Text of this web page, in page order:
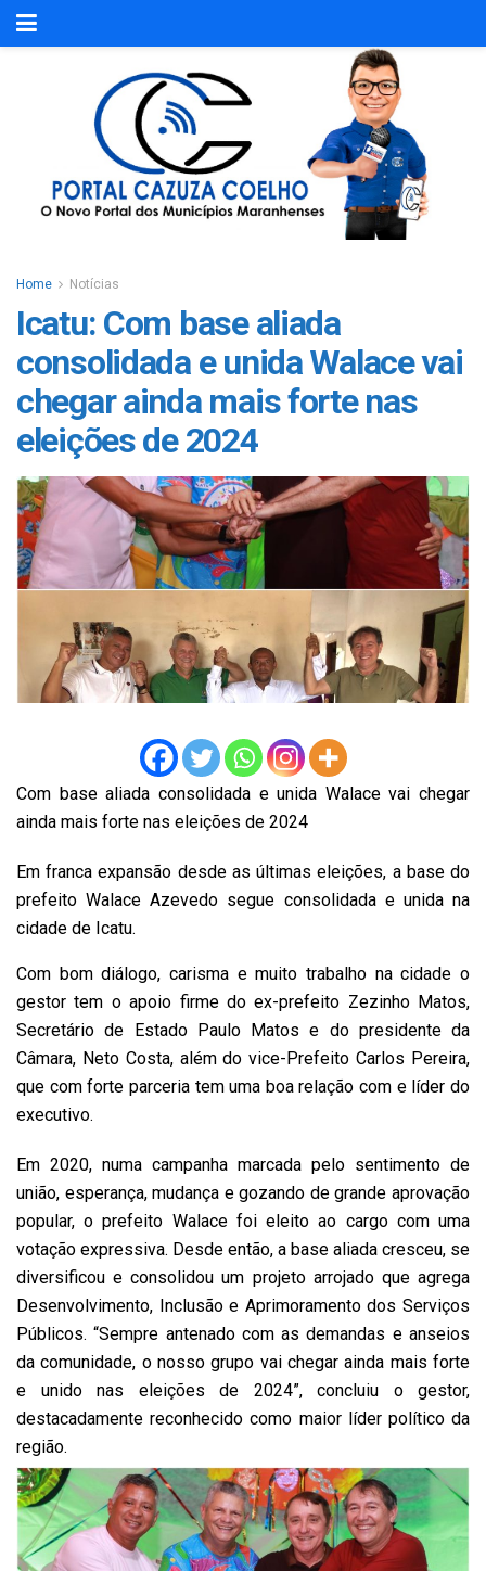
Home Notícias
Icatu: Com base aliada
consolidada e unida Walace vai
chegar ainda mais forte nas
eleições de 2024
Com base aliada consolidada e unida Walace vai chegar
ainda mais forte nas eleições de 2024
Em franca expansão desde as últimas eleições, a base do
prefeito Walace Azevedo segue consolidada e unida na
cidade de Icatu.
Com bom diálogo, carisma e muito trabalho na cidade o
gestor tem o apoio firme do ex-prefeito Zezinho Matos,
Secretário de Estado Paulo Matos e do presidente da
Câmara, Neto Costa, além do vice-Prefeito Carlos Pereira,
que com forte parceria tem uma boa relação com e líder do
executivo.
Em 2020, numa campanha marcada pelo sentimento de
união, esperança, mudança e gozando de grande aprovação
popular, o prefeito Walace foi eleito ao cargo com uma
votação expressiva. Desde então, a base aliada cresceu, se
diversificou e consolidou um projeto arrojado que agrega
Desenvolvimento, Inclusão e Aprimoramento dos Serviços
Públicos. “Sempre antenado com as demandas e anseios
da comunidade, o nosso grupo vai chegar ainda mais forte
e unido nas eleições de 2024”, concluiu o gestor,
destacadamente reconhecido como maior líder político da
região.